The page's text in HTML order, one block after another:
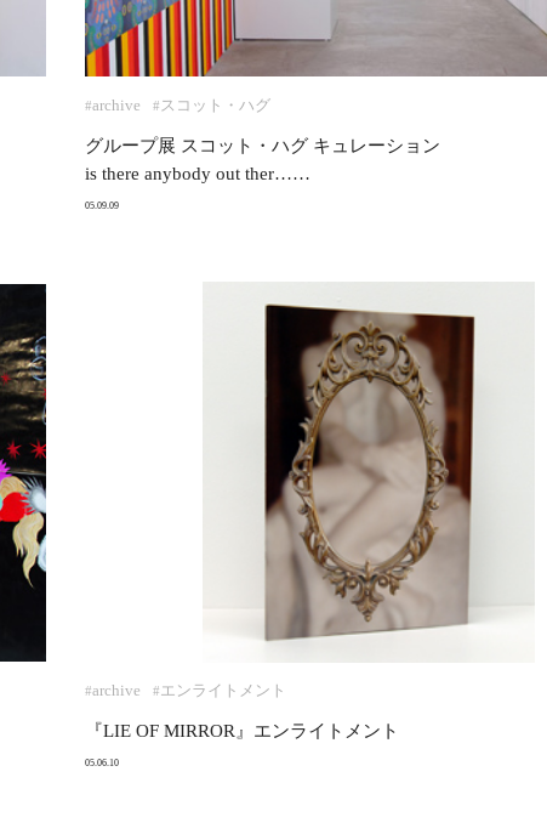
#archive #スコット・ハグ
グループ展 スコット・ハグ キュレーション
is there anybody out ther……
05.09.09
#archive #エンライトメント
『LIE OF MIRROR』エンライトメント
05.06.10